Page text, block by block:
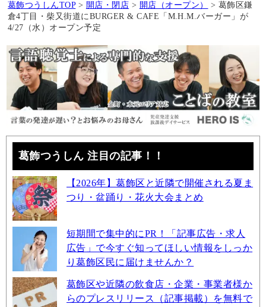
葛飾つうしんTOP > 開店・閉店 > 開店（オープン） > 葛飾区鎌
倉4丁目・柴又街道にBURGER & CAFE「M.H.M.バーガー」が
4/27（水）オープン予定
葛飾つうしん 注目の記事！！
【2026年】葛飾区と近隣で開催される夏ま
つり・盆踊り・花火大会まとめ
短期間で集中的にPR！「記事広告・求人
広告」で今すぐ知ってほしい情報をしっか
り葛飾区民に届けませんか？
葛飾区や近隣の飲食店・企業・事業者様か
らのプレスリリース（記事掲載）を無料で